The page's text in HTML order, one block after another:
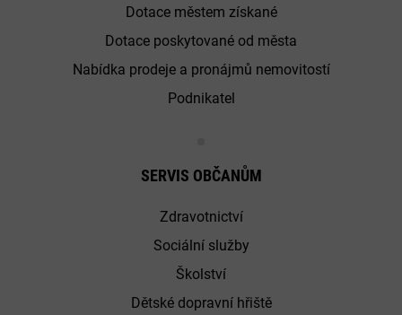
Dotace městem získané
Dotace poskytované od města
Nabídka prodeje a pronájmů nemovitostí
Podnikatel
SERVIS OBČANŮM
Zdravotnictví
Sociální služby
Školství
Dětské dopravní hřiště